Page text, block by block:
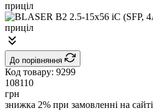
До порівняння
Код товару: 9299
108110
грн
знижка 2% при замовленні на сайті